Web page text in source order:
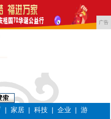
广告
|家居 |科技 |企业 |游